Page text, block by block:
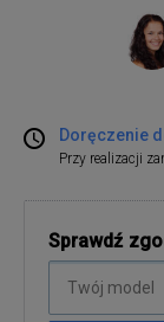
Doręczenie
Przy realizacji
Sprawdź